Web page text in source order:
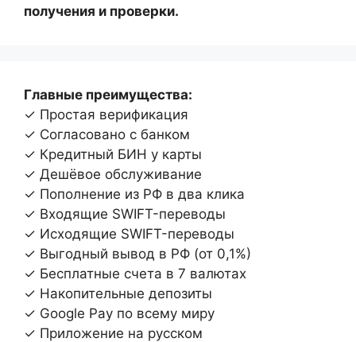
получения и проверки.
Главные преимущества:
✓ Простая верификация
✓ Согласовано с банком
✓ Кредитный БИН у карты
✓ Дешёвое обслуживание
✓ Пополнение из РФ в два клика
✓ Входящие SWIFT-переводы
✓ Исходящие SWIFT-переводы
✓ Выгодный вывод в РФ (от 0,1%)
✓ Бесплатные счета в 7 валютах
✓ Накопительные депозиты
✓ Google Pay по всему миру
✓ Приложение на русском